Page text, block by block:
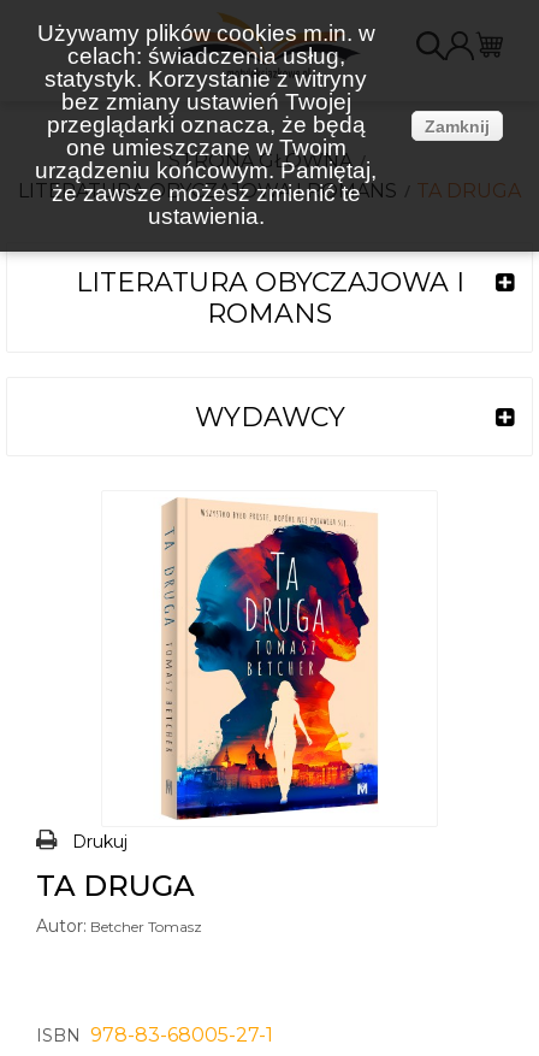
Używamy plików cookies m.in. w
celach: świadczenia usług,
statystyk. Korzystanie z witryny
bez zmiany ustawień Twojej
przeglądarki oznacza, że będą
one umieszczane w Twoim
urządzeniu końcowym. Pamiętaj,
że zawsze możesz zmienić te
ustawienia.
Zamknij
STRONA GŁÓWNA
LITERATURA OBYCZAJOWA I ROMANS
TA DRUGA
LITERATURA OBYCZAJOWA I
ROMANS
WYDAWCY
Drukuj
TA DRUGA
Autor: Betcher Tomasz
ISBN 978-83-68005-27-1